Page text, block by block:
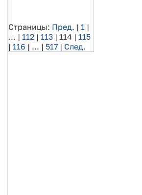
Страницы: Пред. | 1 |
... | 112 | 113 | 114 | 115
| 116 | ... | 517 | След.